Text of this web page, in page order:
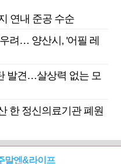
연내 준공 수순
려… 양산시, '어필 레
발견…살상력 없는 모
한 정신의료기관 폐원
말엔&라이프